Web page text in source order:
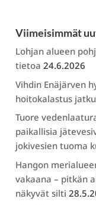
Viimeisimmät
Lohjan alueen
tietoa 24.6.2026
Vihdin Enäjärven
hoitokalastus
Tuore
paikallisia
jokivesien tuoma
Hangon
vakaana – pitkän
näkyvät silti